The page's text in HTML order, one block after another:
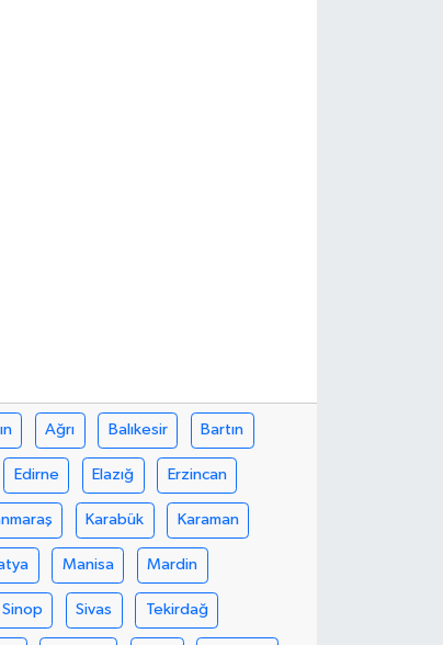
Ağrı Balıkesir Bartın
Edirne Elazığ Erzincan
Karabük Karaman
Manisa Mardin
Sinop Sivas Tekirdağ